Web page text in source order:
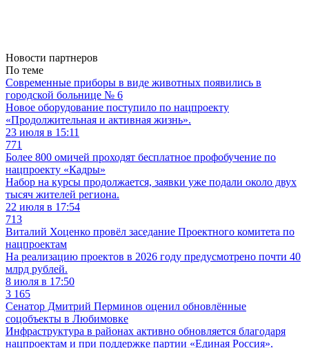
Новости партнеров
По теме
Современные приборы в виде животных появились в
городской больнице № 6
Новое оборудование поступило по нацпроекту
«Продолжительная и активная жизнь».
23 июля в 15:11
771
Более 800 омичей проходят бесплатное профобучение по
нацпроекту «Кадры»
Набор на курсы продолжается, заявки уже подали около двух
тысяч жителей региона.
22 июля в 17:54
713
Виталий Хоценко провёл заседание Проектного комитета по
нацпроектам
На реализацию проектов в 2026 году предусмотрено почти 40
млрд рублей.
8 июля в 17:50
3 165
Сенатор Дмитрий Перминов оценил обновлённые
соцобъекты в Любимовке
Инфраструктура в районах активно обновляется благодаря
нацпроектам и при поддержке партии «Единая Россия».